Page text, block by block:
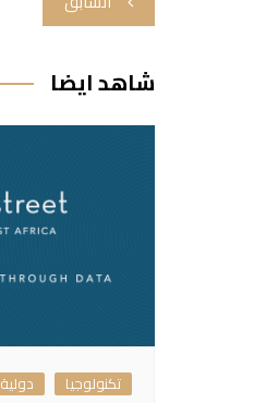
المقالات
شاهد ايضا
تكنولوجيا دولية